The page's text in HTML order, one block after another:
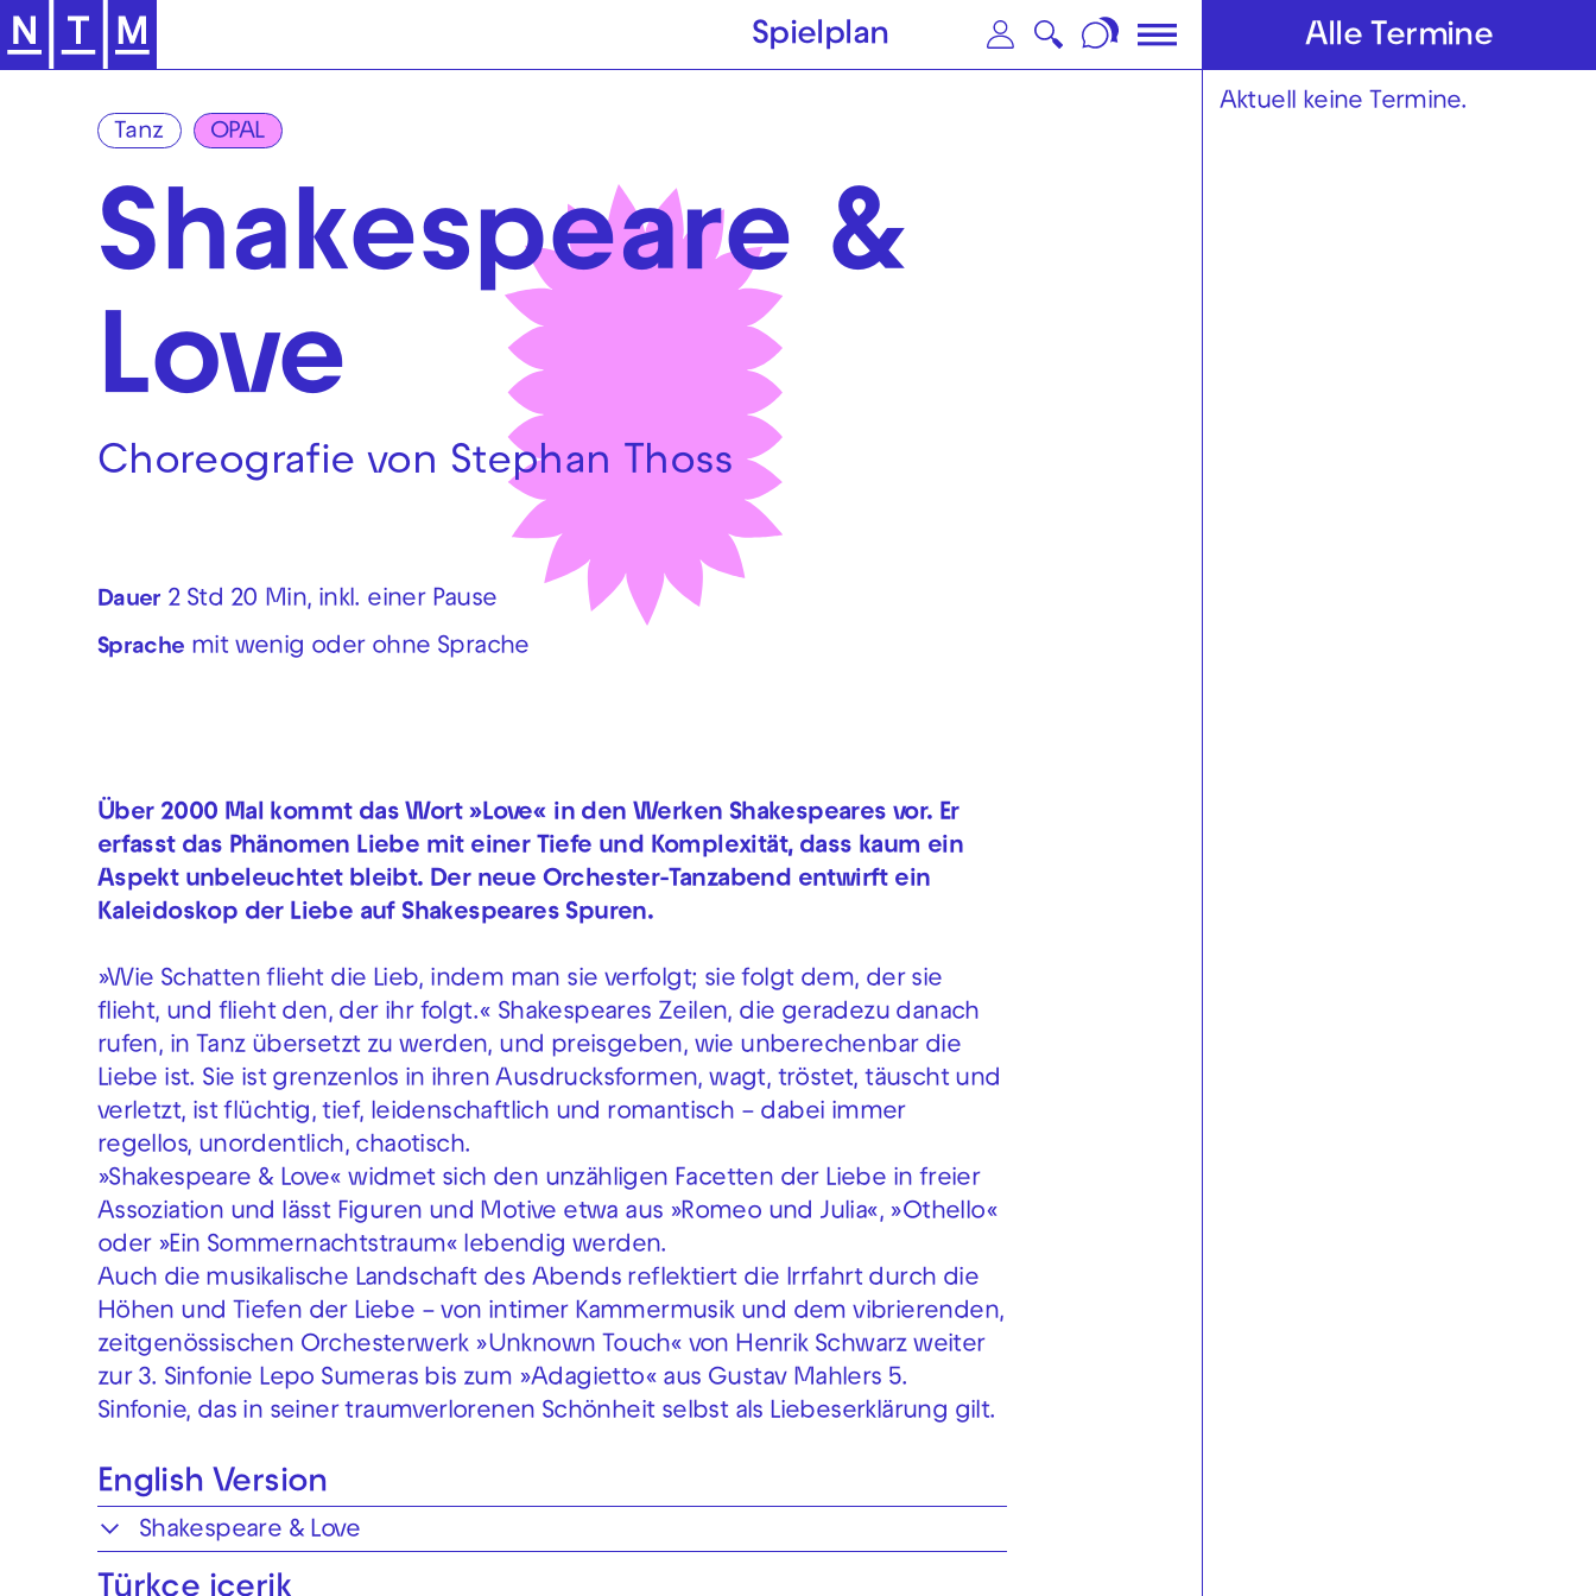
Zur Hauptnavigation springen Zum Hauptinhalt springen Zum Footer springen
Spielplan
Tanz OPAL
Shakespeare &
Love
Choreografie von Stephan Thoss
Dauer 2 Std 20 Min, inkl. einer Pause
Sprache mit wenig oder ohne Sprache
Über 2000 Mal kommt das Wort »Love« in den Werken Shakespeares vor. Er
erfasst das Phänomen Liebe mit einer Tiefe und Komplexität, dass kaum ein
Aspekt unbeleuchtet bleibt. Der neue Orchester-Tanzabend entwirft ein
Kaleidoskop der Liebe auf Shakespeares Spuren.
»Wie Schatten flieht die Lieb, indem man sie verfolgt; sie folgt dem, der sie
flieht, und flieht den, der ihr folgt.« Shakespeares Zeilen, die geradezu danach
rufen, in Tanz übersetzt zu werden, und preisgeben, wie unberechenbar die
Liebe ist. Sie ist grenzenlos in ihren Ausdrucksformen, wagt, tröstet, täuscht und
verletzt, ist flüchtig, tief, leidenschaftlich und romantisch – dabei immer
regellos, unordentlich, chaotisch.
»Shakespeare & Love« widmet sich den unzähligen Facetten der Liebe in freier
Assoziation und lässt Figuren und Motive etwa aus »Romeo und Julia«, »Othello«
oder »Ein Sommernachtstraum« lebendig werden.
Auch die musikalische Landschaft des Abends reflektiert die Irrfahrt durch die
Höhen und Tiefen der Liebe – von intimer Kammermusik und dem vibrierenden,
zeitgenössischen Orchesterwerk »Unknown Touch« von Henrik Schwarz weiter
zur 3. Sinfonie Lepo Sumeras bis zum »Adagietto« aus Gustav Mahlers 5.
Sinfonie, das in seiner traumverlorenen Schönheit selbst als Liebeserklärung gilt.
English Version
Shakespeare & Love
Alle Termine
Aktuell keine Termine.